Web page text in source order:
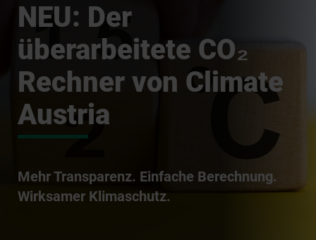
NEU: Der
überarbeitete CO₂
Rechner von Climate
Austria
Mehr Transparenz. Einfache Berechnung.
Wirksamer Klimaschutz.